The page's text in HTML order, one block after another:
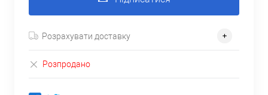
Розрахувати доставку
Розпродано